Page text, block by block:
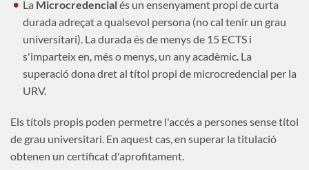
La Microcredencialés un ensenyament propi de curta
durada adreçat a qualsevol persona (no cal tenir un grau
universitari). La durada és de menys de 15 ECTS i
s'imparteix en, més o menys, un any acadèmic. La
superació dona dret al títol propi de microcredencial per la
URV.
Els títols propis poden permetre l'accés a persones sense títol
de grau universitari. En aquest cas, en superar la titulació
obtenen un certificat d'aprofitament.